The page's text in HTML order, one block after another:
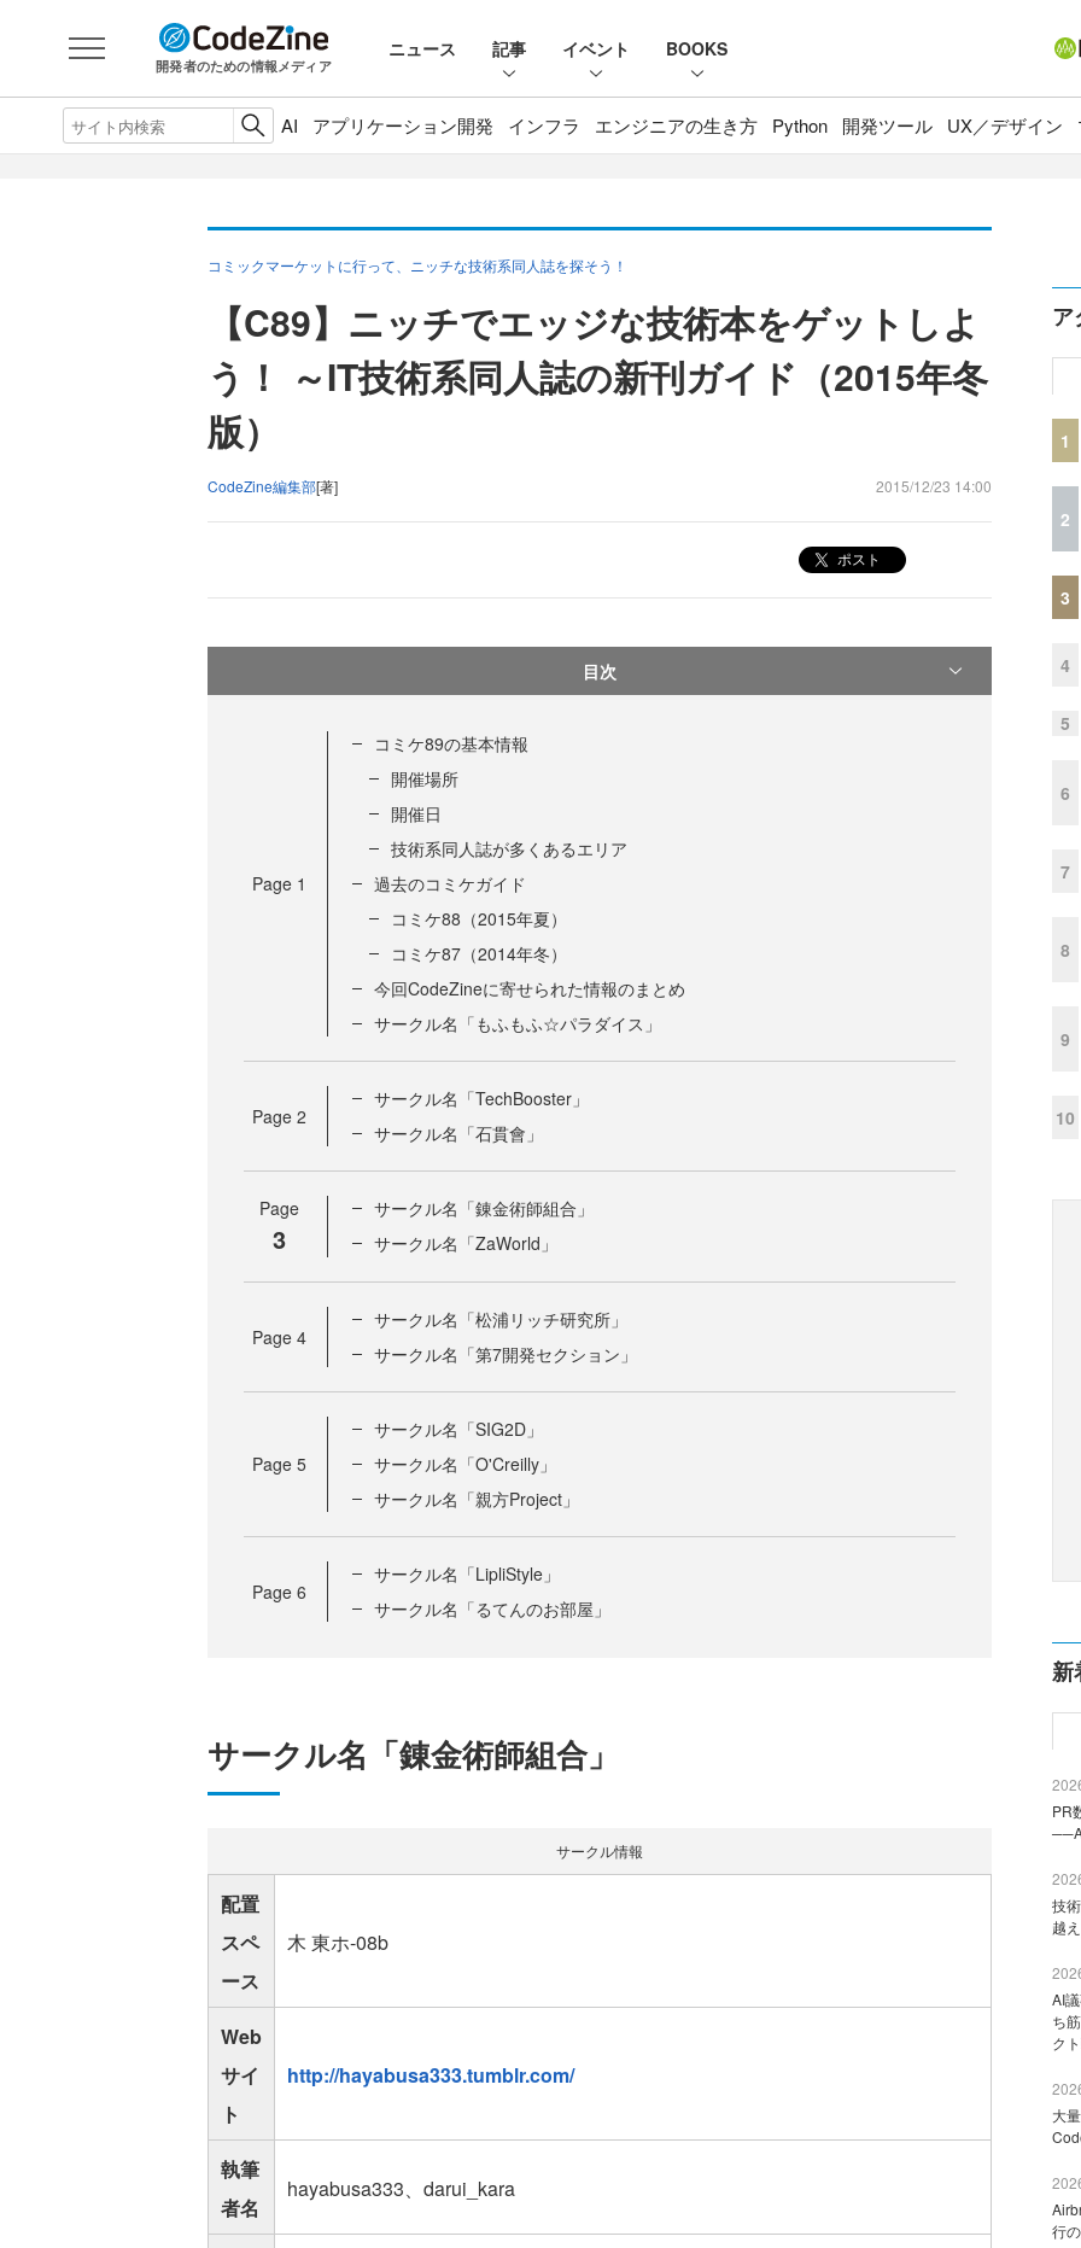
開発者のための情報メディア
ニュース 記事 イベント BOOKS
AI アプリケーション開発 インフラ エンジニアの生き方 Python 開発ツール UX／デザイン
コミックマーケットに行って、ニッチな技術系同人誌を探そう！
【C89】ニッチでエッジな技術本をゲットしよ
う！ ～IT技術系同人誌の新刊ガイド（2015年冬
版）
CodeZine編集部[著] 2015/12/23 14:00
ポスト
目次
Page 1
コミケ89の基本情報
開催場所
開催日
技術系同人誌が多くあるエリア
過去のコミケガイド
コミケ88（2015年夏）
コミケ87（2014年冬）
今回CodeZineに寄せられた情報のまとめ
サークル名「もふもふ☆パラダイス」
Page 2
サークル名「TechBooster」
サークル名「石貫會」
Page
3
サークル名「錬金術師組合」
サークル名「ZaWorld」
Page 4
サークル名「松浦リッチ研究所」
サークル名「第7開発セクション」
Page 5
サークル名「SIG2D」
サークル名「O'Creilly」
サークル名「親方Project」
Page 6
サークル名「LipliStyle」
サークル名「るてんのお部屋」
サークル名「錬金術師組合」
サークル情報
配置
スペ
ース
木 東ホ-08b
Web
サイ
ト
http://hayabusa333.tumblr.com/
執筆
者名
hayabusa333、darui_kara
ア
1
2
3
4
5
6
7
8
9
10
新
PR
技
越
AI
ち
ク
大
行